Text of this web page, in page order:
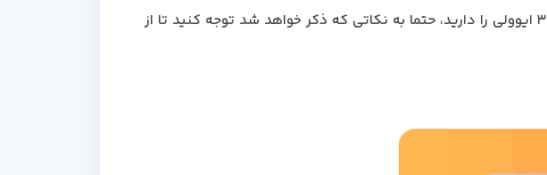
عوامل موثر بر قیمت اسپلیت ایوولی 30000 می پردازیم. اگر قصد خرید اسپلیت 30000 ایوولی را دارید، حتما به نکاتی که ذکر خواهد شد توجه کنید تا از